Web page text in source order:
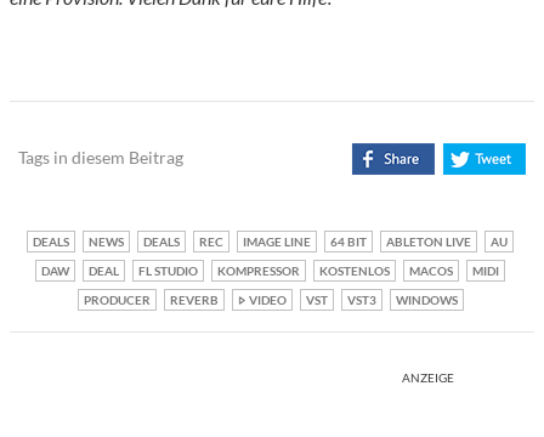
Tags in diesem Beitrag
DEALS NEWS DEALS REC IMAGE LINE 64 BIT ABLETON LIVE
AU
DAW
DEAL FL STUDIO KOMPRESSOR KOSTENLOS MACOS
MIDI
PRODUCER
REVERB VIDEO VST VST3 WINDOWS
ANZEIGE